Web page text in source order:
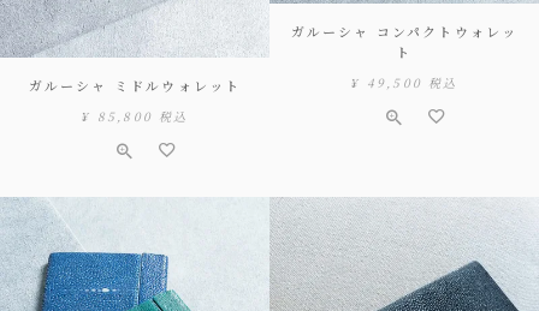
ガルーシャ ミドルウォレット
¥ 85,800 税込
ガルーシャ コンパクトウォレッ
ト
¥ 49,500 税込